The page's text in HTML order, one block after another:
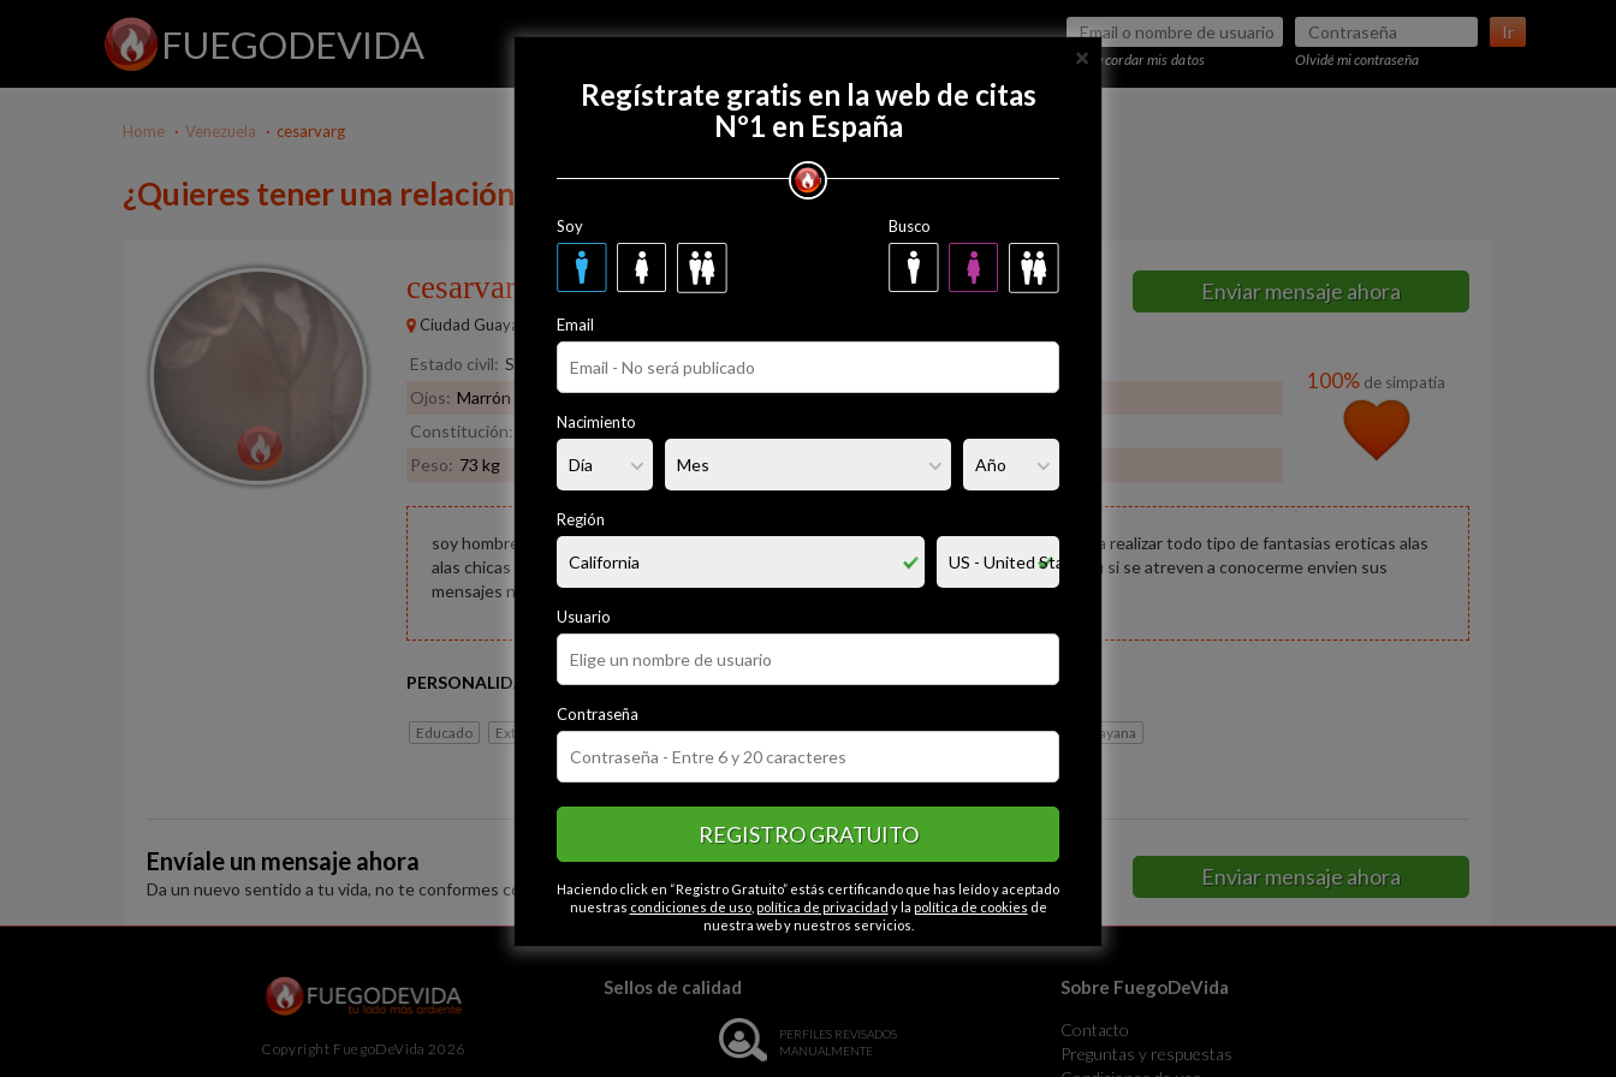
FUEGODEVIDA Ir
Recordar mis datos Olvidé mi contraseña
Regístrate gratis
Home Venezuela cesarvarg
¿Quieres tener una relación con cesarvarg?
cesarvarg
47 años
Ciudad Guayana
Enviar mensaje ahora
Estado civil: Soltero
Ojos: Marrón Pelo: Moreno
Constitución:
Normal
Peso: 73 kg
100% de simpatía
soy hombre joven de 36 años mi nombre es cesar vargas me gusta mucho los y me encanta realizar todo tipo de fantasias eroticas alas
alas chicas trios mhm soy muy ... y me gusta experimentar mucho en la cama no tengo tabu si se atreven a conocerme envien sus
mensajes no se arrepentiran saludos y las espero un beso para todas
PERSONALIDAD
Educado Extrovertido Seguro Optimista Abierto Caballeroso
CATEGORÍAS
Contactos en Ciudad guayana
Envíale un mensaje ahora
Da un nuevo sentido a tu vida, no te conformes con la monotonía. Enviar mensaje ahora
×
Regístrate gratis en la web de citas
Nº1 en España
Soy Busco
Email
Nacimiento
Región
Usuario
Contraseña
REGISTRO GRATUITO
Haciendo click en “Registro Gratuito” estás certificando que has leído y aceptado
nuestras condiciones de uso, política de privacidad y la política de cookies de
nuestra web y nuestros servicios.
Copyright FuegoDeVida 2026
Sellos de calidad
PERFILES REVISADOS
MANUALMENTE
Sobre FuegoDeVida
Contacto
Preguntas y respuestas